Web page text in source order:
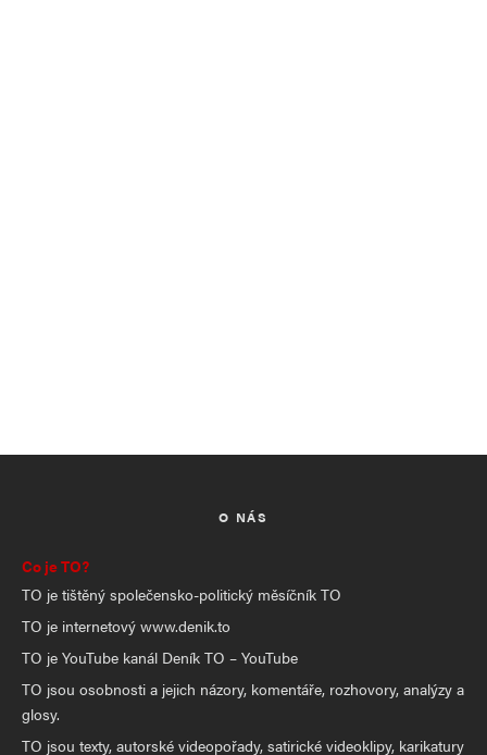
O NÁS
Co je TO?
TO je tištěný společensko-politický měsíčník TO
TO je internetový www.denik.to
TO je YouTube kanál Deník TO – YouTube
TO jsou osobnosti a jejich názory, komentáře, rozhovory, analýzy a
glosy.
TO jsou texty, autorské videopořady, satirické videoklipy, karikatury